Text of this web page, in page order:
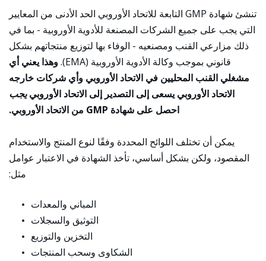
تنشئ شهادة GMP التابعة للاتحاد الأوروبي الحد الأدنى من المعايير
التي يجب على جميع الشركات المصنعة للأدوية الأوروبية - بما في
ذلك مزارعي القنب ومصنعيه - الوفاء بها لتوزيع منتجاتهم بشكل
قانوني بموجب وكالة الأدوية الأوروبية (EMA).
وهذا يعني أي
مشغلي القنب المحليين في الاتحاد الأوروبي وأي شركات خارجه
الاتحاد الأوروبي يسعى إلى التصدير إلى الاتحاد الأوروبييجب
احصل على شهادة GMP من الاتحاد الأوروبي.
يمكن أن تختلف اللوائح المحددة وفقًا لنوع المنتج والاستخدام
المقصود، ولكن بشكل أساسي، تأخذ الشهادة في الاعتبار عوامل
مثل:
المباني والمعدات
التوثيق والسجلات
التخزين والتوزيع
الشكاوى وسحب المنتجات